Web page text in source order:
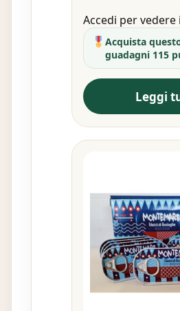
Accedi per vedere
Acquista
guadagni 115
Leggi